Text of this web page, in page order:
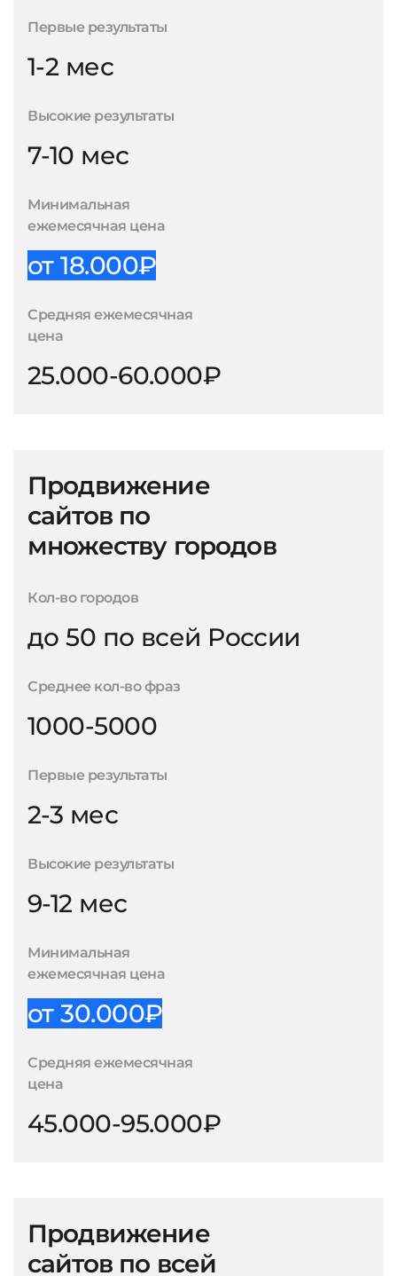
Первые результаты
1-2 мес
Высокие результаты
7-10 мес
Минимальная
ежемесячная цена
от 18.000₽
Средняя ежемесячная
цена
25.000-60.000₽
Продвижение
сайтов по
множеству городов
Кол-во городов
до 50 по всей России
Среднее кол-во фраз
1000-5000
Первые результаты
2-3 мес
Высокие результаты
9-12 мес
Минимальная
ежемесячная цена
от 30.000₽
Средняя ежемесячная
цена
45.000-95.000₽
Продвижение
сайтов по всей